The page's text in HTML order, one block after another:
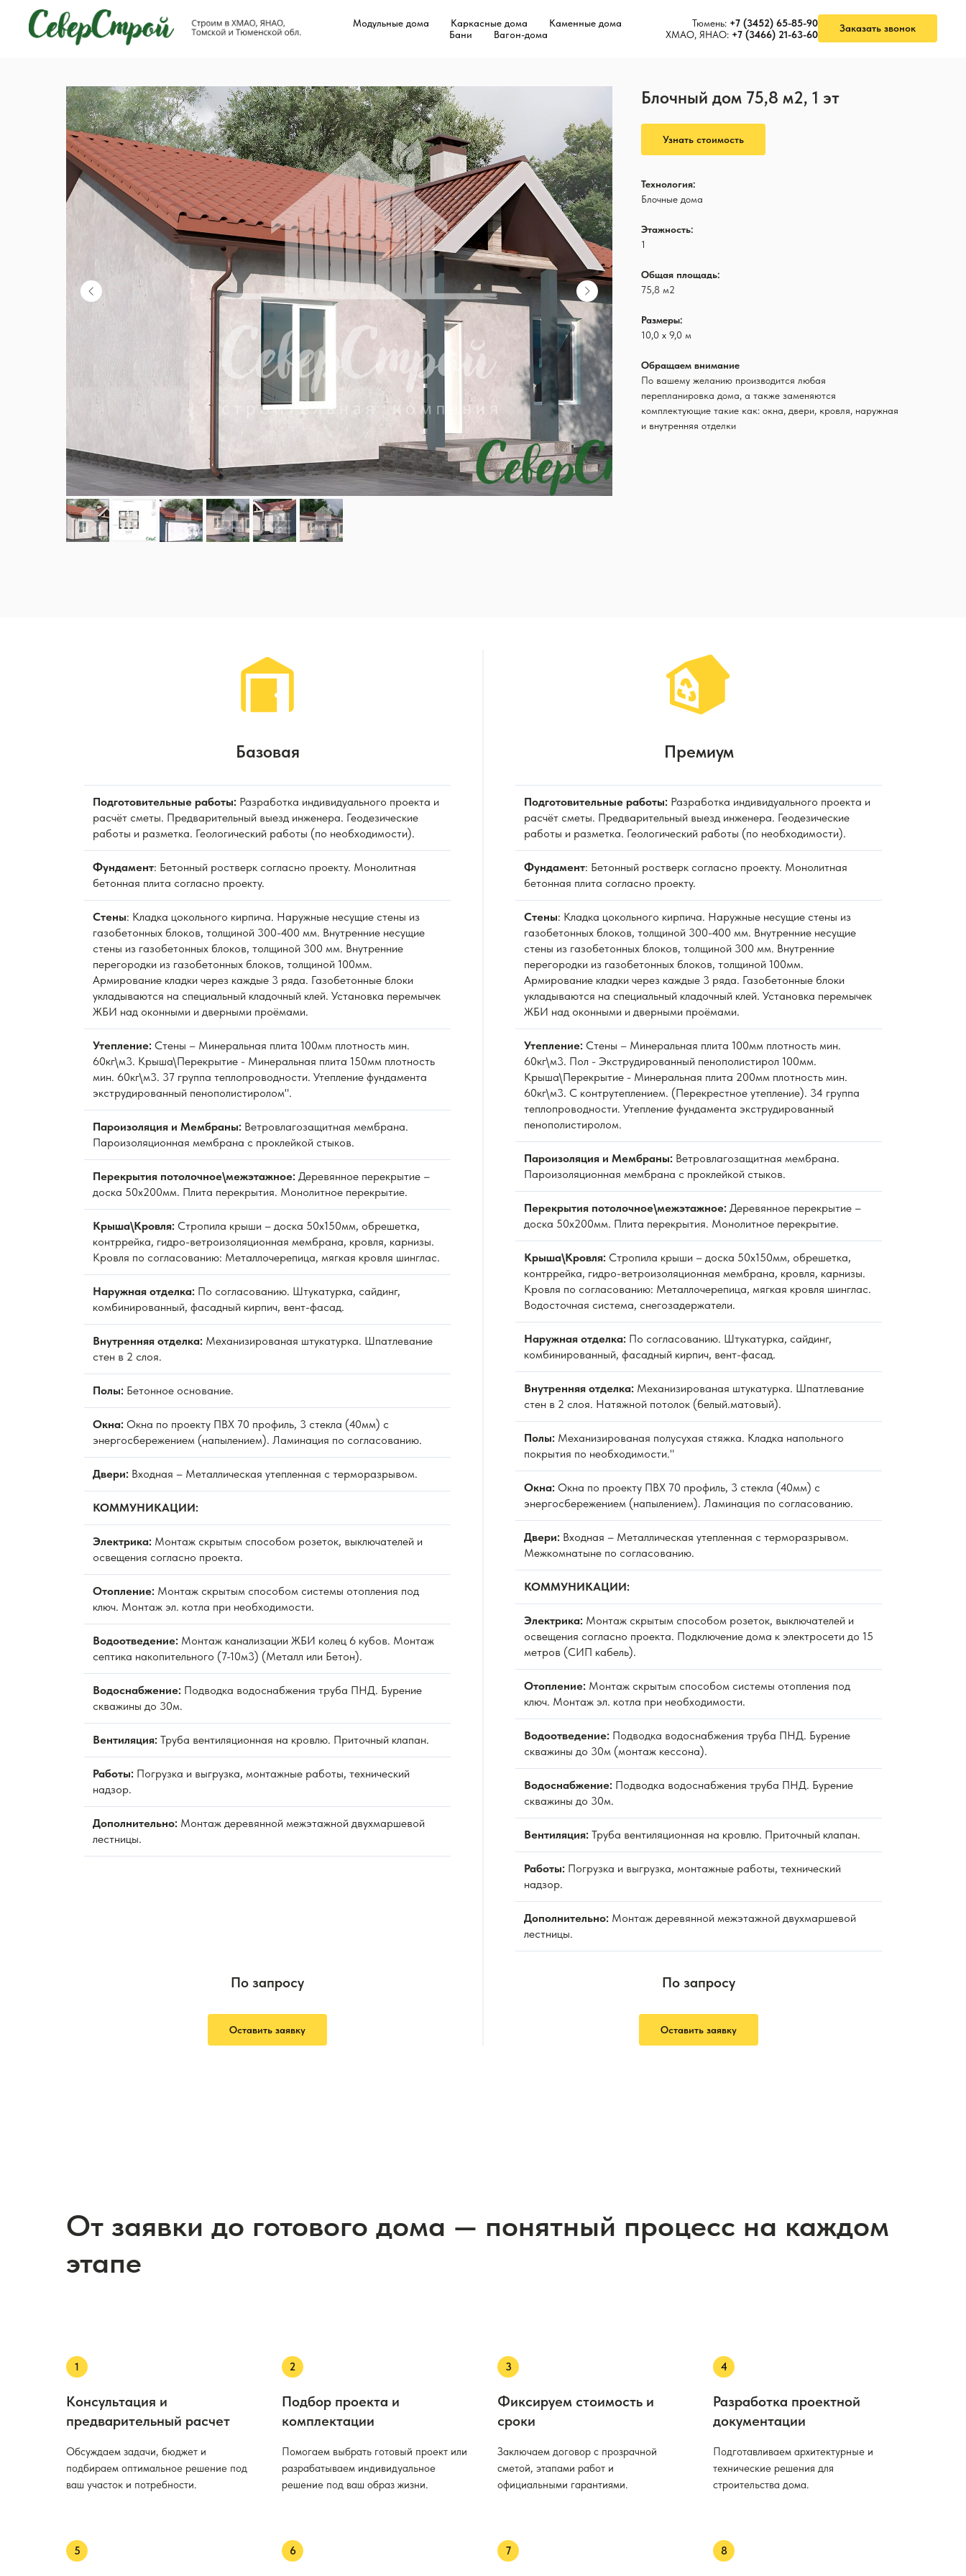
Модульные дома Каркасные дома
Каменные дома
Бани
Вагон-дома
Тюмень: +7 (3452) 65-85-90
ХМАО, ЯНАО: +7 (3466) 21-63-60
Заказать звонок
Блочный дом 75,8 м2, 1 эт
Узнать стоимость
Технология:
Блочные дома
Этажность:
1
Общая площадь:
75,8 м2
Размеры:
10,0 х 9,0 м
Обращаем внимание
По вашему желанию производится любая
перепланировка дома, а также заменяются
комплектующие такие как: окна, двери, кровля, наружная
и внутренняя отделки
Базовая
Подготовительные работы: Разработка индивидуального проекта и
расчёт сметы. Предварительный выезд инженера. Геодезические
работы и разметка. Геологический работы (по необходимости).
Фундамент: Бетонный ростверк согласно проекту. Монолитная
бетонная плита согласно проекту.
Стены: Кладка цокольного кирпича. Наружные несущие стены из
газобетонных блоков, толщиной 300-400 мм. Внутренние несущие
стены из газобетонных блоков, толщиной 300 мм. Внутренние
перегородки из газобетонных блоков, толщиной 100мм.
Армирование кладки через каждые 3 ряда. Газобетонные блоки
укладываются на специальный кладочный клей. Установка перемычек
ЖБИ над оконными и дверными проёмами.
Утепление: Стены – Минеральная плита 100мм плотность мин.
60кг\м3. Крыша\Перекрытие - Минеральная плита 150мм плотность
мин. 60кг\м3. 37 группа теплопроводности. Утепление фундамента
экструдированный пенополистиролом".
Пароизоляция и Мембраны: Ветровлагозащитная мембрана.
Пароизоляционная мембрана с проклейкой стыков.
Перекрытия потолочное\межэтажное: Деревянное перекрытие –
доска 50х200мм. Плита перекрытия. Монолитное перекрытие.
Крыша\Кровля: Стропила крыши – доска 50х150мм, обрешетка,
контррейка, гидро-ветроизоляционная мембрана, кровля, карнизы.
Кровля по согласованию: Металлочерепица, мягкая кровля шинглас.
Наружная отделка: По согласованию. Штукатурка, сайдинг,
комбинированный, фасадный кирпич, вент-фасад.
Внутренняя отделка: Механизированая штукатурка. Шпатлевание
стен в 2 слоя.
Полы: Бетонное основание.
Окна: Окна по проекту ПВХ 70 профиль, 3 стекла (40мм) с
энергосбережением (напылением). Ламинация по согласованию.
Двери: Входная – Металлическая утепленная с терморазрывом.
КОММУНИКАЦИИ:
Электрика: Монтаж скрытым способом розеток, выключателей и
освещения согласно проекта.
Отопление: Монтаж скрытым способом системы отопления под
ключ. Монтаж эл. котла при необходимости.
Водоотведение: Монтаж канализации ЖБИ колец 6 кубов. Монтаж
септика накопительного (7-10м3) (Металл или Бетон).
Водоснабжение: Подводка водоснабжения труба ПНД. Бурение
скважины до 30м.
Вентиляция: Труба вентиляционная на кровлю. Приточный клапан.
Работы: Погрузка и выгрузка, монтажные работы, технический
надзор.
Дополнительно: Монтаж деревянной межэтажной двухмаршевой
лестницы.
По запросу
Оставить заявку
Премиум
Подготовительные работы: Разработка индивидуального проекта и
расчёт сметы. Предварительный выезд инженера. Геодезические
работы и разметка. Геологический работы (по необходимости).
Фундамент: Бетонный ростверк согласно проекту. Монолитная
бетонная плита согласно проекту.
Стены: Кладка цокольного кирпича. Наружные несущие стены из
газобетонных блоков, толщиной 300-400 мм. Внутренние несущие
стены из газобетонных блоков, толщиной 300 мм. Внутренние
перегородки из газобетонных блоков, толщиной 100мм.
Армирование кладки через каждые 3 ряда. Газобетонные блоки
укладываются на специальный кладочный клей. Установка перемычек
ЖБИ над оконными и дверными проёмами.
Утепление: Стены – Минеральная плита 100мм плотность мин.
60кг\м3. Пол - Экструдированный пенополистирол 100мм.
Крыша\Перекрытие - Минеральная плита 200мм плотность мин.
60кг\м3. С контрутеплением. (Перекрестное утепление). 34 группа
теплопроводности. Утепление фундамента экструдированный
пенополистиролом.
Пароизоляция и Мембраны: Ветровлагозащитная мембрана.
Пароизоляционная мембрана с проклейкой стыков.
Перекрытия потолочное\межэтажное: Деревянное перекрытие –
доска 50х200мм. Плита перекрытия. Монолитное перекрытие.
Крыша\Кровля: Стропила крыши – доска 50х150мм, обрешетка,
контррейка, гидро-ветроизоляционная мембрана, кровля, карнизы.
Кровля по согласованию: Металлочерепица, мягкая кровля шинглас.
Водосточная система, снегозадержатели.
Наружная отделка: По согласованию. Штукатурка, сайдинг,
комбинированный, фасадный кирпич, вент-фасад.
Внутренняя отделка: Механизированая штукатурка. Шпатлевание
стен в 2 слоя. Натяжной потолок (белый.матовый).
Полы: Механизированая полусухая стяжка. Кладка напольного
покрытия по необходимости."
Окна: Окна по проекту ПВХ 70 профиль, 3 стекла (40мм) с
энергосбережением (напылением). Ламинация по согласованию.
Двери: Входная – Металлическая утепленная с терморазрывом.
Межкомнатыне по согласованию.
КОММУНИКАЦИИ:
Электрика: Монтаж скрытым способом розеток, выключателей и
освещения согласно проекта. Подключение дома к электросети до 15
метров (СИП кабель).
Отопление: Монтаж скрытым способом системы отопления под
ключ. Монтаж эл. котла при необходимости.
Водоотведение: Подводка водоснабжения труба ПНД. Бурение
скважины до 30м (монтаж кессона).
Водоснабжение: Подводка водоснабжения труба ПНД. Бурение
скважины до 30м.
Вентиляция: Труба вентиляционная на кровлю. Приточный клапан.
Работы: Погрузка и выгрузка, монтажные работы, технический
надзор.
Дополнительно: Монтаж деревянной межэтажной двухмаршевой
лестницы.
По запросу
Оставить заявку
От заявки до готового дома — понятный процесс на каждом
этапе
Консультация и
предварительный расчет
Обсуждаем задачи, бюджет и
подбираем оптимальное решение под
ваш участок и потребности.
Подбор проекта и
комплектации
Помогаем выбрать готовый проект или
разрабатываем индивидуальное
решение под ваш образ жизни.
Фиксируем стоимость и
сроки
Заключаем договор с прозрачной
сметой, этапами работ и
официальными гарантиями.
Разработка проектной
документации
Подготавливаем архитектурные и
технические решения для
строительства дома.